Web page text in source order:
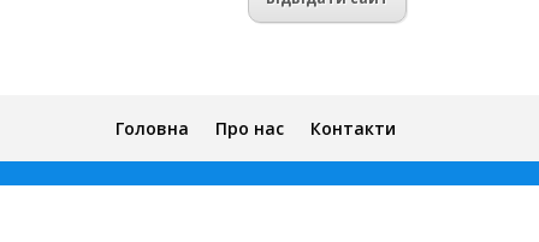
Головна Про нас Контакти